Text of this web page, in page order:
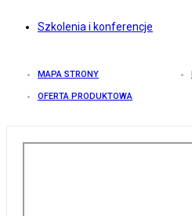
Szkolenia i konferencje
MAPA STRONY
OFERTA PRODUKTOWA